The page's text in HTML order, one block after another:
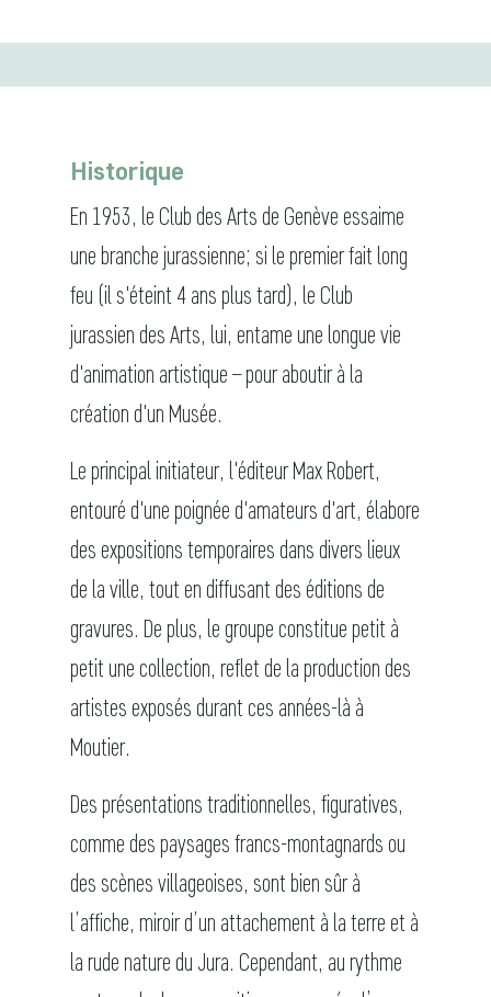
Historique
En 1953, le Club des Arts de Genève essaime
une branche jurassienne; si le premier fait long
feu (il s'éteint 4 ans plus tard), le Club
jurassien des Arts, lui, entame une longue vie
d'animation artistique – pour aboutir à la
création d'un Musée.
Le principal initiateur, l'éditeur Max Robert,
entouré d'une poignée d'amateurs d'art, élabore
des expositions temporaires dans divers lieux
de la ville, tout en diffusant des éditions de
gravures. De plus, le groupe constitue petit à
petit une collection, reflet de la production des
artistes exposés durant ces années-là à
Moutier.
Des présentations traditionnelles, figuratives,
comme des paysages francs-montagnards ou
des scènes villageoises, sont bien sûr à
l’affiche, miroir d’un attachement à la terre et à
la rude nature du Jura. Cependant, au rythme